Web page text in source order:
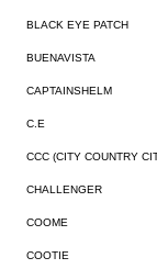
BLACK EYE PATCH
BUENAVISTA
CAPTAINSHELM
C.E
CCC (CITY COUNTRY
CHALLENGER
COOME
COOTIE